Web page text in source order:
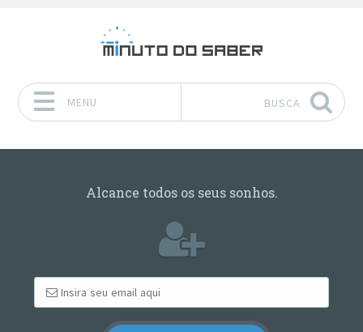
MENU BUSCA
Alcance todos os seus sonhos.